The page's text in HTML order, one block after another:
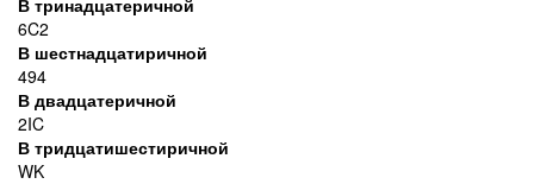
В тринадцатеричной
6C2
В шестнадцатиричной
494
В двадцатеричной
2IC
В тридцатишестиричной
WK